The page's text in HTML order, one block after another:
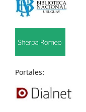
Portales: